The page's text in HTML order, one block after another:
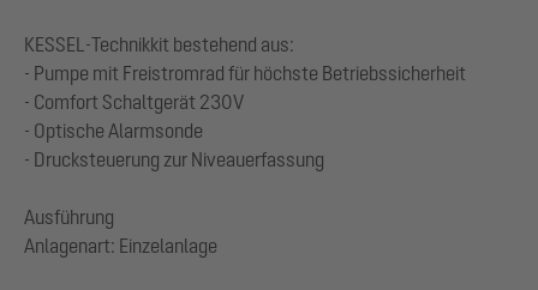
KESSEL-Technikkit bestehend aus:
- Pumpe mit Freistromrad für höchste Betriebssicherheit
- Comfort Schaltgerät 230V
- Optische Alarmsonde
- Drucksteuerung zur Niveauerfassung
Ausführung
Anlagenart: Einzelanlage